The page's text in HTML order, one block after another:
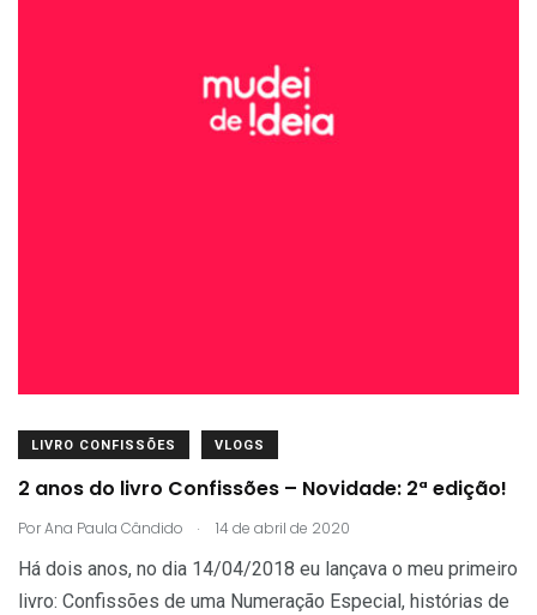
LIVRO CONFISSÕES VLOGS
2 anos do livro Confissões – Novidade: 2ª edição!
PorAna Paula Cândido . 14 de abril de 2020
Há dois anos, no dia 14/04/2018 eu lançava o meu primeiro
livro: Confissões de uma Numeração Especial, histórias de